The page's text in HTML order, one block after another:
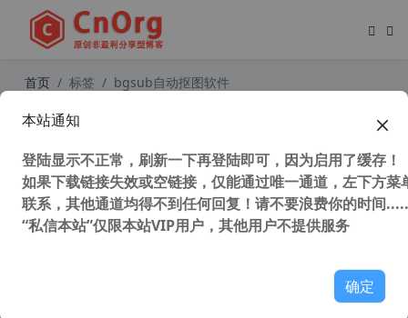
首页 标签 bgsub自动抠图软件
BgSub - 免费AI自动抠图工具 最高40
传图片 去背景 换背景 抠图
本站通知
登陆显示不正常，刷新一下再登陆即可，因为启用了缓存！
如果下载链接失效或空链接，仅能通过唯一通道，左下方菜
联系，其他通道均得不到任何回复！请不要浪费你的时间
“私信本站”仅限本站VIP用户，其他用户不提供服务
确定